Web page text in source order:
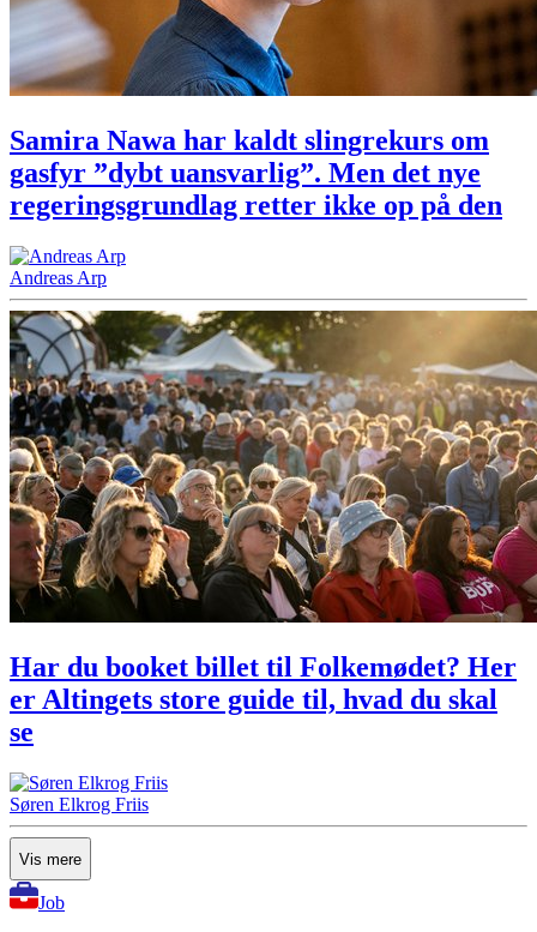
Samira Nawa har kaldt slingrekurs om
gasfyr ”dybt uansvarlig”. Men det nye
regeringsgrundlag retter ikke op på den
Andreas Arp
Har du booket billet til Folkemødet? Her
er Altingets store guide til, hvad du skal
se
Søren Elkrog Friis
Vis mere
Job